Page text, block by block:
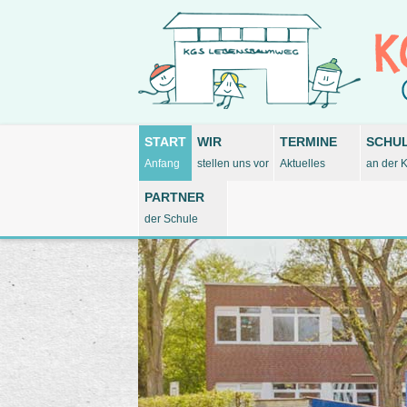
START
Anfang
WIR
stellen uns vor
TERMINE
Aktuelles an der
PARTNER
der Schule